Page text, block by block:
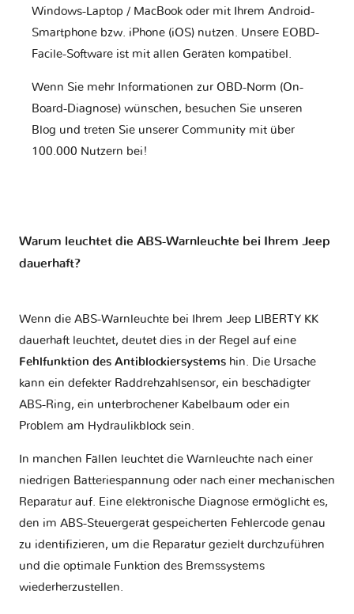
Windows-Laptop / MacBook oder mit Ihrem Android-
Smartphone bzw. iPhone (iOS) nutzen. Unsere EOBD-
Facile-Software ist mit allen Geräten kompatibel.
Wenn Sie mehr Informationen zur OBD-Norm (On-
Board-Diagnose) wünschen, besuchen Sie unseren
Blog und treten Sie unserer Community mit über
100.000 Nutzern bei!
Warum leuchtet die ABS-Warnleuchte bei Ihrem Jeep
dauerhaft?
Wenn die ABS-Warnleuchte bei Ihrem Jeep LIBERTY KK
dauerhaft leuchtet, deutet dies in der Regel auf eine
Fehlfunktion des Antiblockiersystems hin. Die Ursache
kann ein defekter Raddrehzahlsensor, ein beschädigter
ABS-Ring, ein unterbrochener Kabelbaum oder ein
Problem am Hydraulikblock sein.
In manchen Fällen leuchtet die Warnleuchte nach einer
niedrigen Batteriespannung oder nach einer mechanischen
Reparatur auf. Eine elektronische Diagnose ermöglicht es,
den im ABS-Steuergerät gespeicherten Fehlercode genau
zu identifizieren, um die Reparatur gezielt durchzuführen
und die optimale Funktion des Bremssystems
wiederherzustellen.